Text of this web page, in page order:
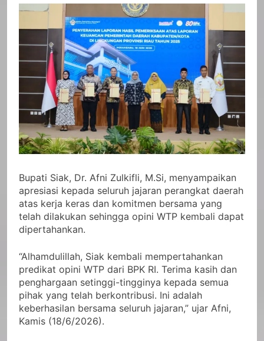
Bupati Siak, Dr. Afni Zulkifli, M.Si, menyampaikan
apresiasi kepada seluruh jajaran perangkat daerah
atas kerja keras dan komitmen bersama yang
telah dilakukan sehingga opini WTP kembali dapat
dipertahankan.
“Alhamdulillah, Siak kembali mempertahankan
predikat opini WTP dari BPK RI. Terima kasih dan
penghargaan setinggi-tingginya kepada semua
pihak yang telah berkontribusi. Ini adalah
keberhasilan bersama seluruh jajaran,” ujar Afni,
Kamis (18/6/2026).